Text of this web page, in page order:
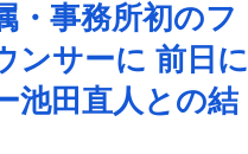
・事務所初のフ
ンサーに 前日に
池田直人との結